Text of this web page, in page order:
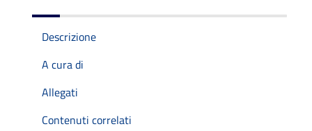
Descrizione
A cura di
Allegati
Contenuti correlati